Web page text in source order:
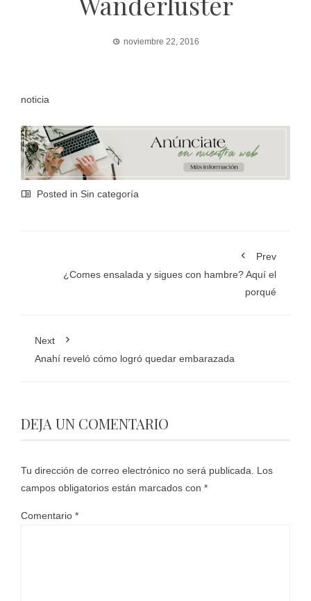
noviembre 22, 2016
noticia
Posted in Sin categoría
Prev
¿Comes ensalada y sigues con hambre? Aquí el
porqué
Next
Anahí reveló cómo logró quedar embarazada
DEJA UN COMENTARIO
Tu dirección de correo electrónico no será publicada.
Los
campos obligatorios están marcados con *
Comentario *